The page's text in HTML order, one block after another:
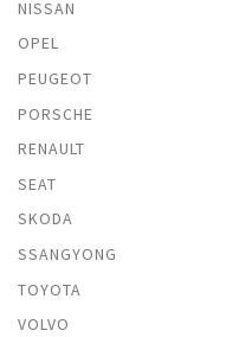
NISSAN
OPEL
PEUGEOT
PORSCHE
RENAULT
SEAT
SKODA
SSANGYONG
TOYOTA
VOLVO